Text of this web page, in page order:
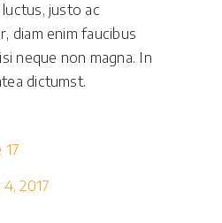
justo ac
diam enim faucibus
neque non magna. In
dictumst.
17
2017